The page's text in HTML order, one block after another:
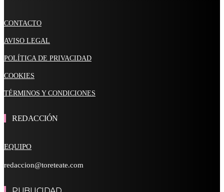
CONTACTO
AVISO LEGAL
POLÍTICA DE PRIVACIDAD
COOKIES
TÉRMINOS Y CONDICIONES
REDACCIÓN
EQUIPO
redaccion@toreteate.com